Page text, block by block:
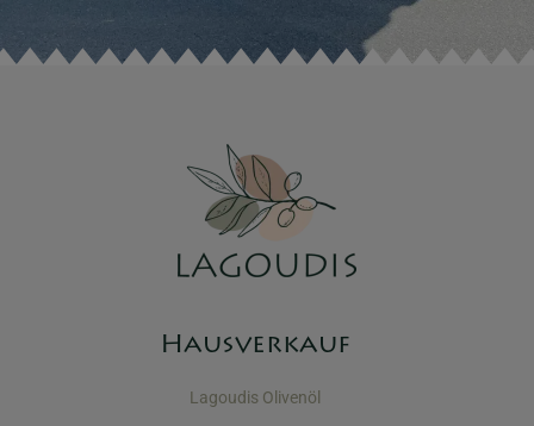
Hausverkauf
Lagoudis Olivenöl